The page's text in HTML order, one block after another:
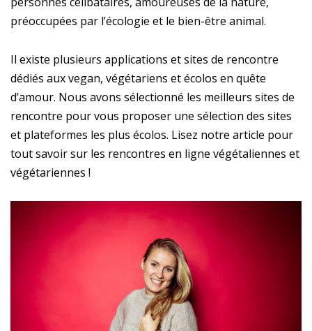
préoccupées par l’écologie et le bien-être animal.
Il existe plusieurs applications et sites de rencontre
dédiés aux vegan, végétariens et écolos en quête
d’amour. Nous avons sélectionné les meilleurs sites de
rencontre pour vous proposer une sélection des sites
et plateformes les plus écolos. Lisez notre article pour
tout savoir sur les rencontres en ligne végétaliennes et
végétariennes !